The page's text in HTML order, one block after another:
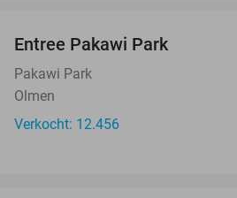
Entree Pakawi Park
Pakawi Park
Olmen
Verkocht: 12.456